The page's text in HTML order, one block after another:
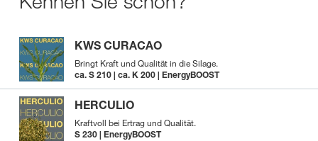
KWS CURACAO
Bringt Kraft und Qualität in die Silage.
ca. S 210 | ca. K 200 | EnergyBOOST
HERCULIO
Kraftvoll bei Ertrag und Qualität.
S 230 | EnergyBOOST